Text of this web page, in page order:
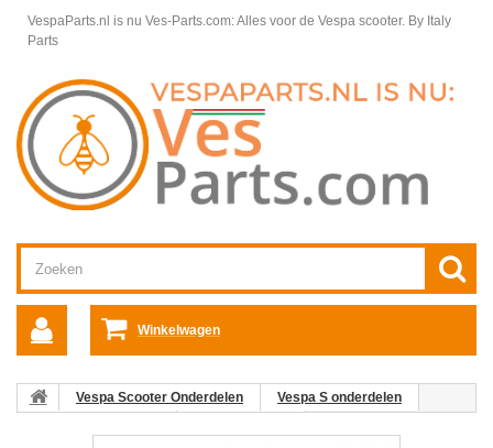
VespaParts.nl is nu Ves-Parts.com: Alles voor de Vespa scooter. By Italy
Parts
Winkelwagen
Vespa Scooter Onderdelen
Vespa S onderdelen